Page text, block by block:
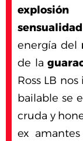
energía del
de la
Ross LB
bailable se
cruda y
ex